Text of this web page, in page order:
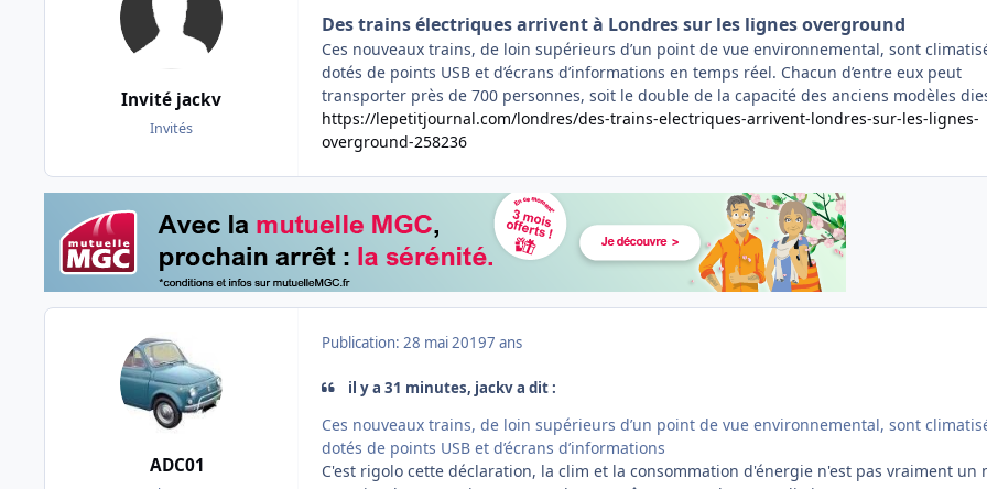
Invité jackv
Invités
Des trains électriques arrivent à Londres sur les lignes overground
Ces nouveaux trains, de loin supérieurs d’un point de vue environnemental, sont
dotés de points USB et d’écrans d’informations en temps réel. Chacun d’entre eux peut
transporter près de 700 personnes, soit le double de la capacité des anciens modèles
https://lepetitjournal.com/londres/des-trains-electriques-arrivent-londres-sur-les-lignes-
overground-258236
ADC01
Publication: 28 mai 20197 ans
il y a 31 minutes, jackv a dit :
Ces nouveaux trains, de loin supérieurs d’un point de vue environnemental, sont
dotés de points USB et d’écrans d’informations
C'est rigolo cette déclaration, la clim et la consommation d'énergie n'est pas vraiment un